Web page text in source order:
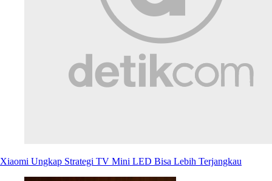
Xiaomi Ungkap Strategi TV Mini LED Bisa Lebih Terjangkau